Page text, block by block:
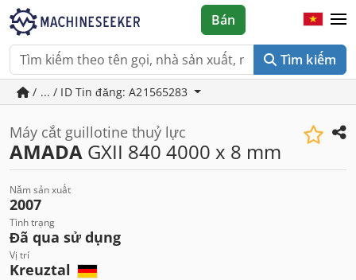
Tìm kiếm
Bán
/ ... / ID Tin đăng: A21565283
Máy cắt guillotine thuỷ lực
AMADA GXII 840 4000 x 8 mm
Năm sản xuất
2007
Tình trạng
Đã qua sử dụng
Vị trí
Kreuztal